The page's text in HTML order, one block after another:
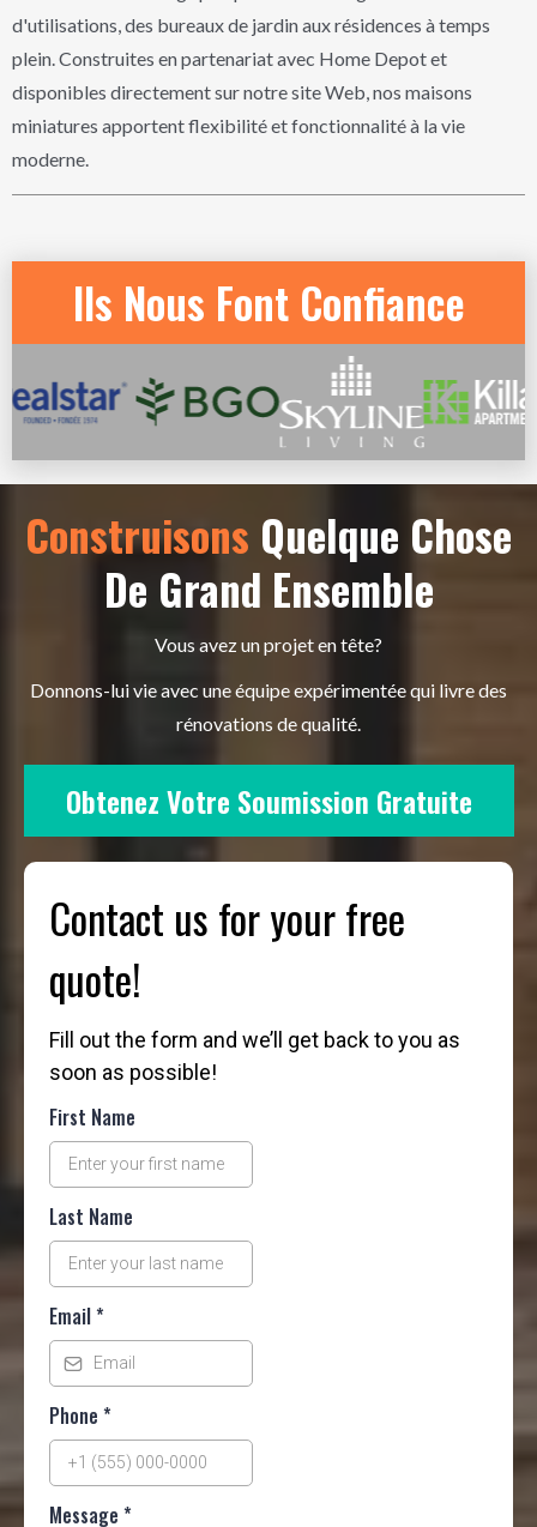
d'utilisations, des bureaux de jardin aux résidences à temps
plein. Construites en partenariat avec Home Depot et
disponibles directement sur notre site Web, nos maisons
miniatures apportent flexibilité et fonctionnalité à la vie
moderne.
Ils Nous Font Confiance
Construisons Quelque Chose
De Grand Ensemble
Vous avez un projet en tête?
Donnons-lui vie avec une équipe expérimentée qui livre des
rénovations de qualité.
Obtenez Votre Soumission Gratuite
Contact us for your free
quote!
Fill out the form and we’ll get back to you as
soon as possible!
First Name
Last Name
Email*
Phone *
Message *